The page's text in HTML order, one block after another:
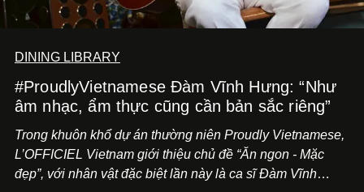
DINING LIBRARY
#ProudlyVietnamese Đàm Vĩnh Hưng: “Như
âm nhạc, ẩm thực cũng cần bản sắc riêng”
Trong khuôn khổ dự án thường niên Proudly Vietnamese,
L’OFFICIEL Vietnam giới thiệu chủ đề “Ăn ngon - Mặc
đẹp”, với nhân vật đặc biệt lần này là ca sĩ Đàm Vĩnh